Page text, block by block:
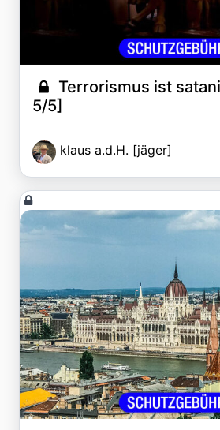
Terrorismus ist
5/5]
klaus a.d.H. [jäger]